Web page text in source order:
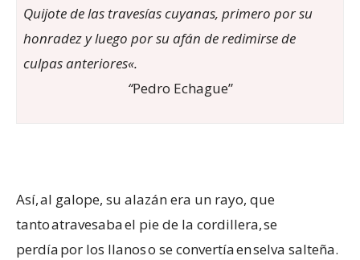
Quijote de las travesías cuyanas, primero por su
honradez y luego por su afán de redimirse de
culpas anteriores«.
“Pedro Echague”
Así, al galope, su alazán era un rayo, que
tanto atravesaba el pie de la cordillera, se
perdía por los llanos o se convertía en selva salteña.